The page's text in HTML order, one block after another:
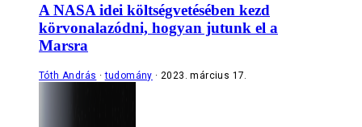
A NASA idei költségvetésében kezd
körvonalazódni, hogyan jutunk el a
Marsra
Tóth András tudomány 2023. március 17.